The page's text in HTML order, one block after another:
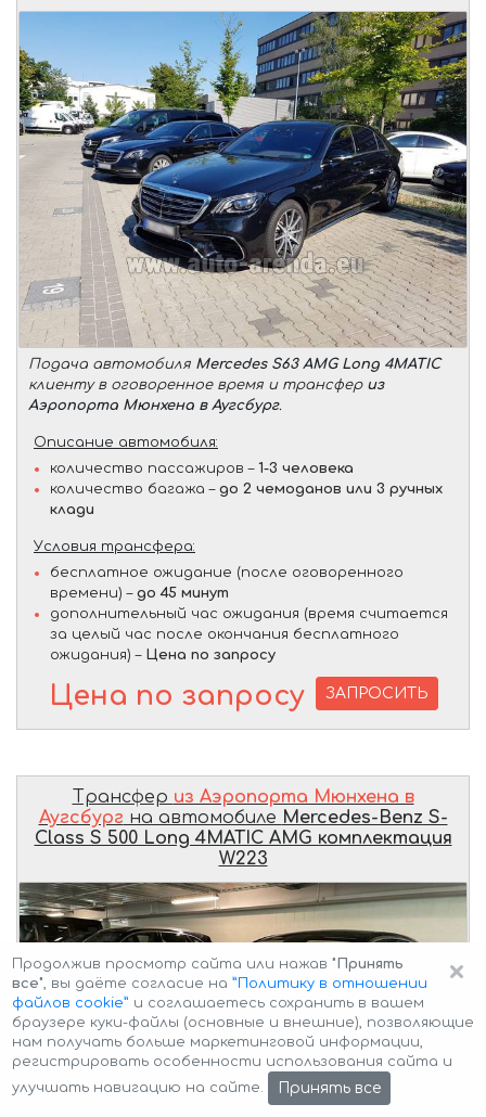
Подача автомобиля Mercedes S63 AMG Long 4MATIC
клиенту в оговоренное время и трансфер из
Аэропорта Мюнхена в Аугсбург.
Описание автомобиля:
количество пассажиров – 1-3 человека
количество багажа – до 2 чемоданов или 3 ручных
клади
Условия трансфера:
бесплатное ожидание (после оговоренного
времени) – до 45 минут
дополнительный час ожидания (время считается
за целый час после окончания бесплатного
ожидания) – Цена по запросу
Цена по запросу ЗАПРОСИТЬ
Трансфер из Аэропорта Мюнхена в
Аугсбург на автомобиле Mercedes-Benz S-
Class S 500 Long 4MATIC AMG комплектация
W223
×
Продолжив просмотр сайта или нажав "Принять
все", вы даёте согласие на ”Политику в отношении
файлов cookie” и соглашаетесь сохранить в вашем
браузере куки-файлы (основные и внешние), позволяющие
нам получать больше маркетинговой информации,
регистрировать особенности использования сайта и
улучшать навигацию на сайте.
Принять все